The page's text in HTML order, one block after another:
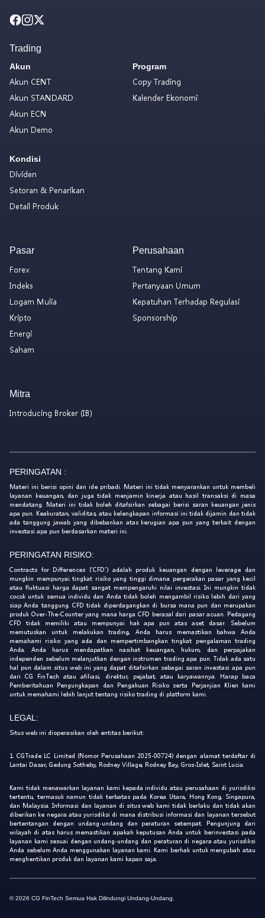
Trading
Akun
Akun CENT
Akun STANDARD
Akun ECN
Akun Demo
Kondisi
Dividen
Setoran & Penarikan
Detail Produk
Program
Copy Trading
Kalender Ekonomi
Pasar
Forex
Indeks
Logam Mulia
Kripto
Energi
Saham
Perusahaan
Tentang Kami
Pertanyaan Umum
Kepatuhan Terhadap Regulasi
Sponsorship
Mitra
Introducing Broker (IB)
PERINGATAN :
Materi ini berisi opini dan ide pribadi. Materi ini tidak menyarankan untuk membeli
layanan keuangan, dan juga tidak menjamin kinerja atau hasil transaksi di masa
mendatang. Materi ini tidak boleh ditafsirkan sebagai berisi saran keuangan jenis
apa pun. Keakuratan, validitas, atau kelengkapan informasi ini tidak dijamin dan tidak
ada tanggung jawab yang dibebankan atas kerugian apa pun yang terkait dengan
investasi apa pun berdasarkan materi ini.
PERINGATAN RISIKO:
Contracts for Differences ('CFD') adalah produk keuangan dengan leverage dan
mungkin mempunyai tingkat risiko yang tinggi dimana pergerakan pasar yang kecil
atau fluktuasi harga dapat sangat mempengaruhi nilai investasi. Ini mungkin tidak
cocok untuk semua individu dan Anda tidak boleh mengambil risiko lebih dari yang
siap Anda tanggung. CFD tidak diperdagangkan di bursa mana pun dan merupakan
produk Over-The-Counter yang mana harga CFD berasal dari pasar acuan. Pedagang
CFD tidak memiliki atau mempunyai hak apa pun atas aset dasar. Sebelum
memutuskan untuk melakukan trading, Anda harus memastikan bahwa Anda
memahami risiko yang ada dan mempertimbangkan tingkat pengalaman trading
Anda. Anda harus mendapatkan nasihat keuangan, hukum, dan perpajakan
independen sebelum melanjutkan dengan instrumen trading apa pun. Tidak ada satu
hal pun dalam situs web ini yang dapat ditafsirkan sebagai saran investasi apa pun
dari CG FinTech atau afiliasi, direktur, pejabat, atau karyawannya. Harap baca
Pemberitahuan Pengungkapan dan Pengakuan Risiko serta Perjanjian Klien kami
untuk memahami lebih lanjut tentang risiko trading di platform kami.
LEGAL:
Situs web ini dioperasikan oleh entitas berikut:
1. CGTrade LC Limited (Nomor Perusahaan 2025-00724) dengan alamat terdaftar di
Lantai Dasar, Gedung Sotheby, Rodney Village, Rodney Bay, Gros-Islet, Saint Lucia.
Kami tidak menawarkan layanan kami kepada individu atau perusahaan di yurisdiksi
tertentu, termasuk namun tidak terbatas pada Korea Utara, Hong Kong, Singapura,
dan Malaysia. Informasi dan layanan di situs web kami tidak berlaku dan tidak akan
diberikan ke negara atau yurisdiksi di mana distribusi informasi dan layanan tersebut
bertentangan dengan undang-undang dan peraturan setempat. Pengunjung dari
wilayah di atas harus memastikan apakah keputusan Anda untuk berinvestasi pada
layanan kami sesuai dengan undang-undang dan peraturan di negara atau yurisdiksi
Anda sebelum Anda menggunakan layanan kami. Kami berhak untuk mengubah atau
menghentikan produk dan layanan kami kapan saja.
© 2026 CG FinTech Semua Hak Dilindungi Undang-Undang.